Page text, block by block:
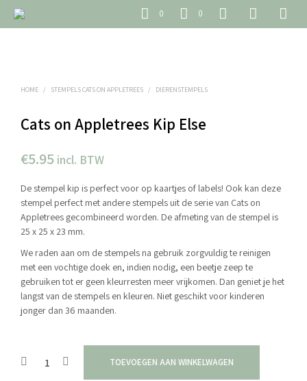
0 0
HOME / STEMPELS CATS ON APPLETREES / DIERENSTEMPELS
Cats on Appletrees Kip Else
€5.95 incl. BTW
De stempel kip is perfect voor op kaartjes of labels! Ook kan deze
stempel perfect met andere stempels uit de serie van Cats on
Appletrees gecombineerd worden. De afmeting van de stempel is
25 x 25 x 23 mm.
We raden aan om de stempels na gebruik zorgvuldig te reinigen
met een vochtige doek en, indien nodig, een beetje zeep te
gebruiken tot er geen kleurresten meer vrijkomen. Dan geniet je het
langst van de stempels en kleuren. Niet geschikt voor kinderen
jonger dan 36 maanden.
TOEVOEGEN AAN WINKELWAGEN